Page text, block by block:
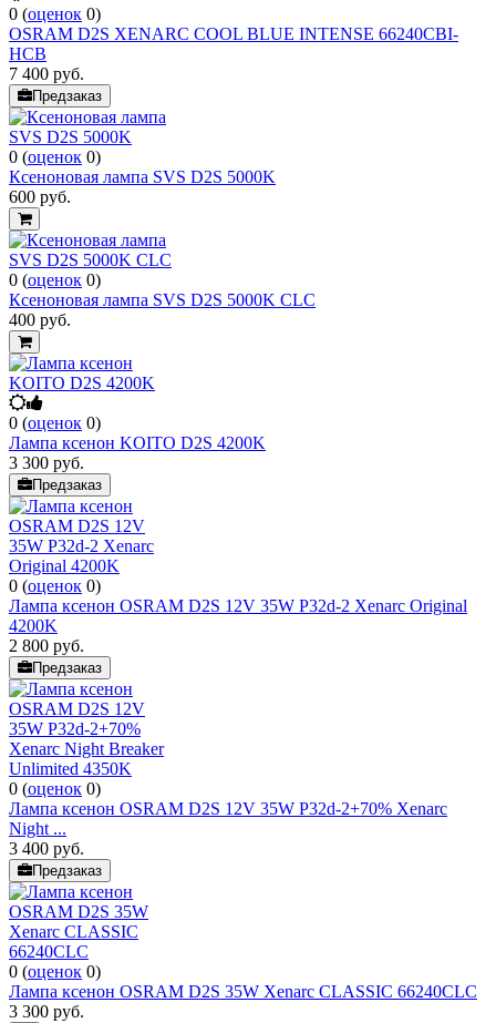
0 (оценок 0)
OSRAM D2S XENARC COOL BLUE INTENSE 66240CBI-
HCB
7 400 руб.
Предзаказ
0 (оценок 0)
Ксеноновая лампа SVS D2S 5000K
600 руб.
0 (оценок 0)
Ксеноновая лампа SVS D2S 5000K CLC
400 руб.
0 (оценок 0)
Лампа ксенон KOITO D2S 4200K
3 300 руб.
Предзаказ
0 (оценок 0)
Лампа ксенон OSRAM D2S 12V 35W P32d-2 Xenarc Original
4200K
2 800 руб.
Предзаказ
0 (оценок 0)
Лампа ксенон OSRAM D2S 12V 35W P32d-2+70% Xenarc
Night ...
3 400 руб.
Предзаказ
0 (оценок 0)
Лампа ксенон OSRAM D2S 35W Xenarc CLASSIC 66240CLC
3 300 руб.